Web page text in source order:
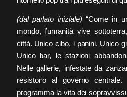
(dal parlato iniziale) “Come in
mondo, l’umanità vive
città. Unico cibo, i panini. Unico
Unico bar, le stazioni
Nelle gallerie, infestate da
resistono al governo
programma la vita dei